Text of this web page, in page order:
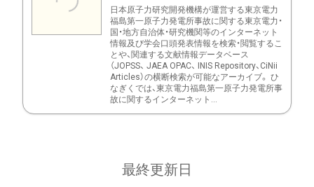
日本原子力研究開発機構が運営する東京電力
福島第一原子力発電所事故に関する東京電力・
国・地方自治体・研究機関等のインターネット
情報及び学会口頭発表情報を検索・閲覧するこ
とや、関連する文献情報データベース
（JOPSS、 JAEA OPAC、 INIS Repository、CiNii
Articles）の横断検索が可能なアーカイブ。 ひ
なぎくでは、東京電力福島第一原子力発電所事
故に関するインターネット...
最終更新日